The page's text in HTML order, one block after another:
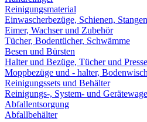
Reinigungsmaterial
Einwascherbezüge, Schienen,
Eimer, Wachser und Zubehör
Tücher, Bodentücher, Schwämme
Besen und Bürsten
Halter und Bezüge, Tücher und
Moppbezüge und - halter,
Reinigungssets und Behälter
Reinigungs-, System- und
Abfallentsorgung
Abfallbehälter